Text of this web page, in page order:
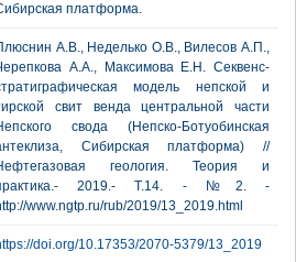
платформа.
А.В., Неделько О.В., Вилесов А.П.,
А.А., Максимова Е.Н. Секвенс-
модель непской и
свит венда центральной части
свода (Непско-Ботуобинская
Сибирская платформа) //
геология. Теория и
2019.- Т.14. - №2. -
www.ngtp.ru/rub/2019/13_2019.html
doi.org/10.17353/2070-5379/13_2019